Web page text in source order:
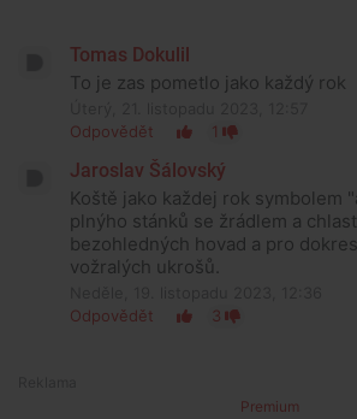
Tomas Dokulil
To je zas pometlo jako každý rok
Odpovědět
1
Jaroslav Šálovský
Koště jako každej rok symbolem
plnýho stánků se žrádlem a
bezohledných hovad a pro
vožralých ukrošů.
Odpovědět
3
Premium